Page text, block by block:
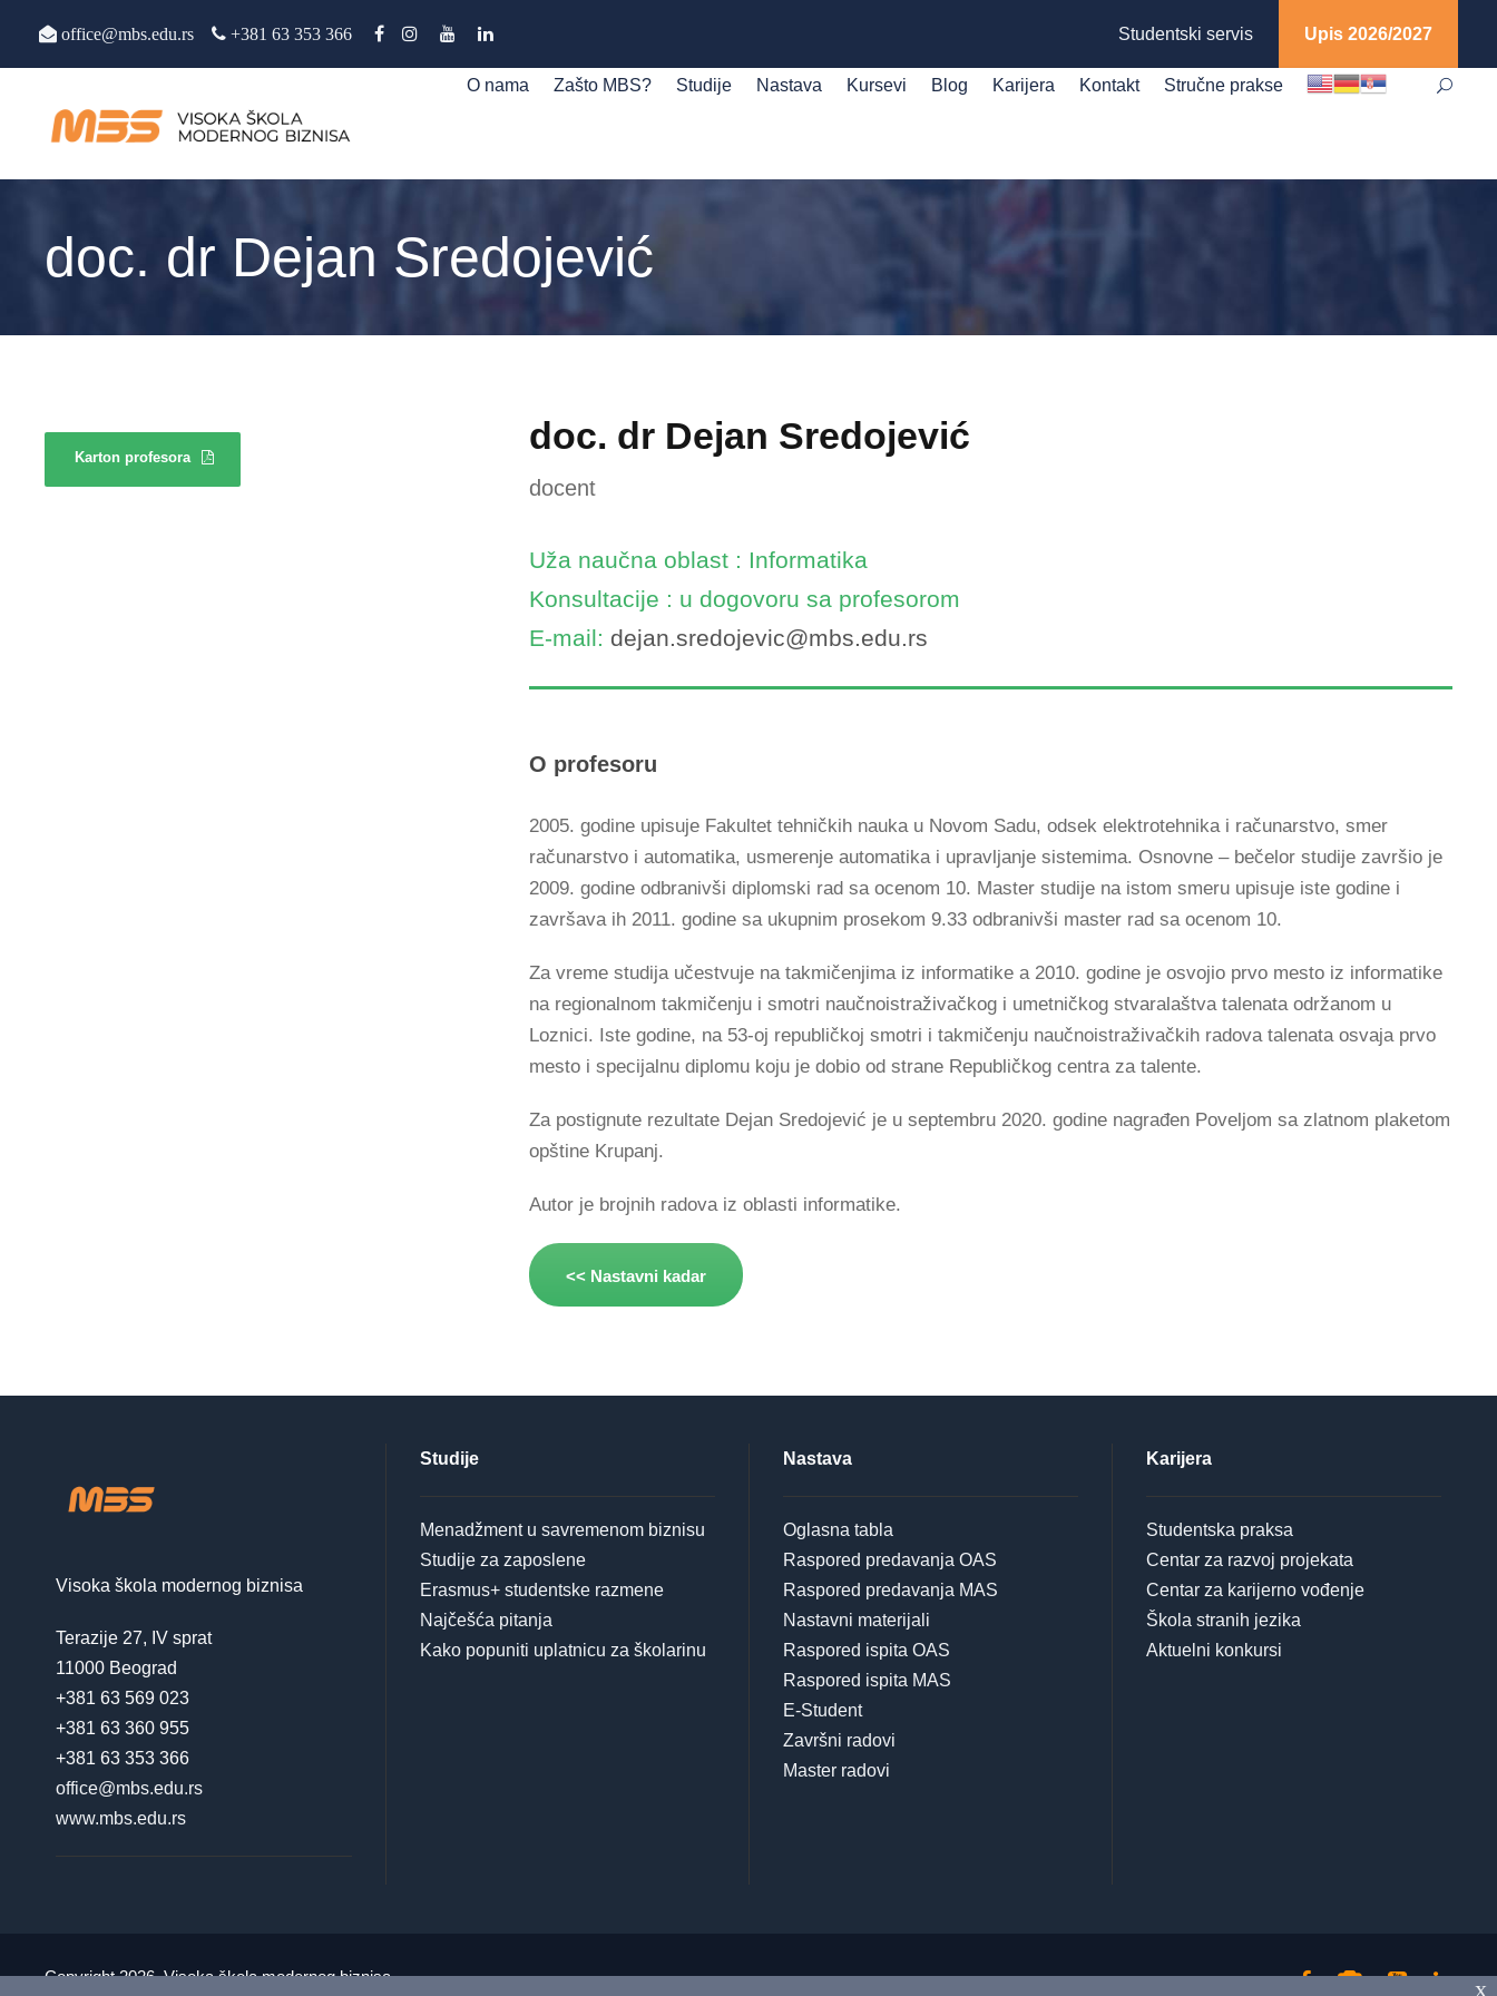
office@mbs.edu.rs +381 63 353 366 Studentski servis Upis 2026/2027
O nama Zašto MBS? Studije Nastava Kursevi Blog Karijera Kontakt Stručne prakse
doc. dr Dejan Sredojević
Karton profesora
doc. dr Dejan Sredojević
docent
Uža naučna oblast : Informatika
Konsultacije : u dogovoru sa profesorom
E-mail: dejan.sredojevic@mbs.edu.rs
O profesoru
2005. godine upisuje Fakultet tehničkih nauka u Novom Sadu, odsek elektrotehnika i računarstvo, smer
računarstvo i automatika, usmerenje automatika i upravljanje sistemima. Osnovne – bečelor studije završio je
2009. godine odbranivši diplomski rad sa ocenom 10. Master studije na istom smeru upisuje iste godine i
završava ih 2011. godine sa ukupnim prosekom 9.33 odbranivši master rad sa ocenom 10.
Za vreme studija učestvuje na takmičenjima iz informatike a 2010. godine je osvojio prvo mesto iz informatike
na regionalnom takmičenju i smotri naučnoistraživačkog i umetničkog stvaralaštva talenata održanom u
Loznici. Iste godine, na 53-oj republičkoj smotri i takmičenju naučnoistraživačkih radova talenata osvaja prvo
mesto i specijalnu diplomu koju je dobio od strane Republičkog centra za talente.
Za postignute rezultate Dejan Sredojević je u septembru 2020. godine nagrađen Poveljom sa zlatnom plaketom
opštine Krupanj.
Autor je brojnih radova iz oblasti informatike.
<< Nastavni kadar
Visoka škola modernog biznisa
Terazije 27, IV sprat
11000 Beograd
+381 63 569 023
+381 63 360 955
+381 63 353 366
office@mbs.edu.rs
www.mbs.edu.rs
Studije
Menadžment u savremenom biznisu
Studije za zaposlene
Erasmus+ studentske razmene
Najčešća pitanja
Kako popuniti uplatnicu za školarinu
Nastava
Oglasna tabla
Raspored predavanja OAS
Raspored predavanja MAS
Nastavni materijali
Raspored ispita OAS
Raspored ispita MAS
E-Student
Završni radovi
Master radovi
Karijera
Studentska praksa
Centar za razvoj projekata
Centar za karijerno vođenje
Škola stranih jezika
Aktuelni konkursi
Copyright 2026, Visoka škola modernog biznisa x